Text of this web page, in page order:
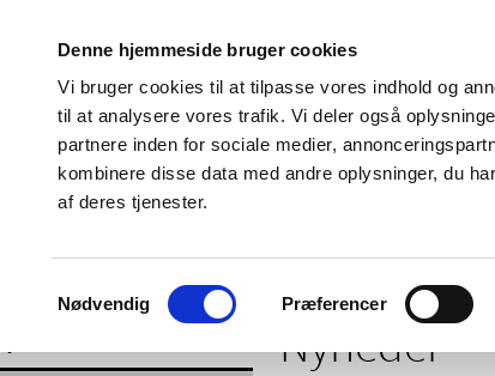
Denne hjemmeside bruger cookies
Vi bruger cookies til at tilpasse vores indhold og
til at analysere vores trafik. Vi deler også
partnere inden for sociale medier,
kombinere disse data med andre oplysninger, du
af deres tjenester.
Samtykkevalg
Nødvendig Præferencer
Godkendelse og
Bivirkninger og
produktinformation
Nyheder